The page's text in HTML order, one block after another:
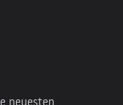
neuesten